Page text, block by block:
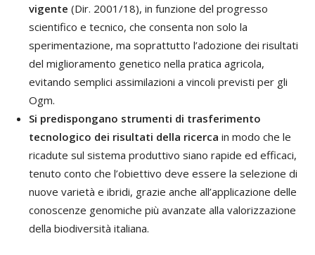
vigente (Dir. 2001/18), in funzione del progresso
scientifico e tecnico, che consenta non solo la
sperimentazione, ma soprattutto l’adozione dei risultati
del miglioramento genetico nella pratica agricola,
evitando semplici assimilazioni a vincoli previsti per gli
Ogm.
Si predispongano strumenti di trasferimento
tecnologico dei risultati della ricerca in modo che le
ricadute sul sistema produttivo siano rapide ed efficaci,
tenuto conto che l’obiettivo deve essere la selezione di
nuove varietà e ibridi, grazie anche all’applicazione delle
conoscenze genomiche più avanzate alla valorizzazione
della biodiversità italiana.